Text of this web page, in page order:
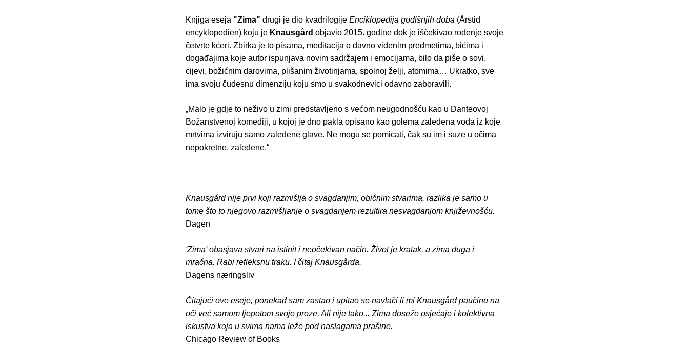
Knjiga eseja "Zima" drugi je dio kvadrilogije Enciklopedija godišnjih doba (Årstid
encyklopedien) koju je Knausgård objavio 2015. godine dok je iščekivao rođenje svoje
četvrte kćeri. Zbirka je to pisama, meditacija o davno viđenim predmetima, bićima i
događajima koje autor ispunjava novim sadržajem i emocijama, bilo da piše o sovi,
cijevi, božićnim darovima, plišanim životinjama, spolnoj želji, atomima… Ukratko, sve
ima svoju čudesnu dimenziju koju smo u svakodnevici odavno zaboravili.
„Malo je gdje to neživo u zimi predstavljeno s većom neugodnošću kao u Danteovoj
Božanstvenoj komediji, u kojoj je dno pakla opisano kao golema zaleđena voda iz koje
mrtvima izviruju samo zaleđene glave. Ne mogu se pomicati, čak su im i suze u očima
nepokretne, zaleđene.“
Knausgård nije prvi koji razmišlja o svagdanjim, običnim stvarima, razlika je samo u
tome što to njegovo razmišljanje o svagdanjem rezultira nesvagdanjom književnošću.
Dagen
'Zima' obasjava stvari na istinit i neočekivan način. Život je kratak, a zima duga i
mračna. Rabi refleksnu traku. I čitaj Knausgårda.
Dagens næringsliv
Čitajući ove eseje, ponekad sam zastao i upitao se navlači li mi Knausgård paučinu na
oči već samom ljepotom svoje proze. Ali nije tako... Zima doseže osjećaje i kolektivna
iskustva koja u svima nama leže pod naslagama prašine.
Chicago Review of Books